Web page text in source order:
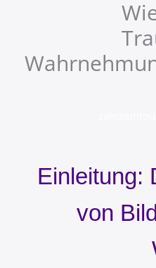
Einleitung:
von